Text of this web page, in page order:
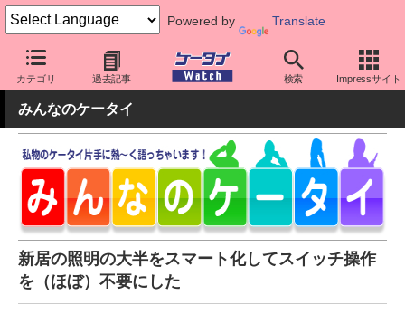
Powered by Translate
カテゴリ 過去記事 検索 Impressサイト
ケータイ Watch 周辺機器/アクセサリー その他
みんなのケータイ
新居の照明の大半をスマート化してスイッチ操作
を（ほぼ）不要にした